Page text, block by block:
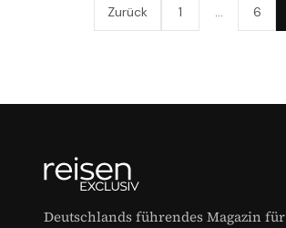
Zurück 1 6
Deutschlands führendes Magazin für